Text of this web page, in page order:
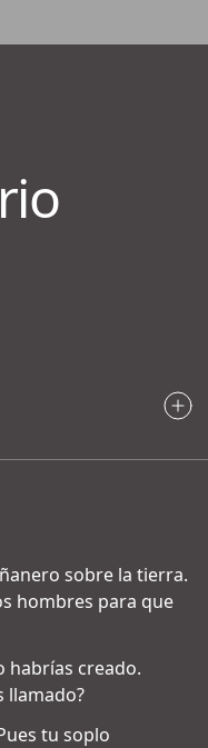
sobre la tierra.
hombres para que
habrías creado.
llamado?
tu soplo